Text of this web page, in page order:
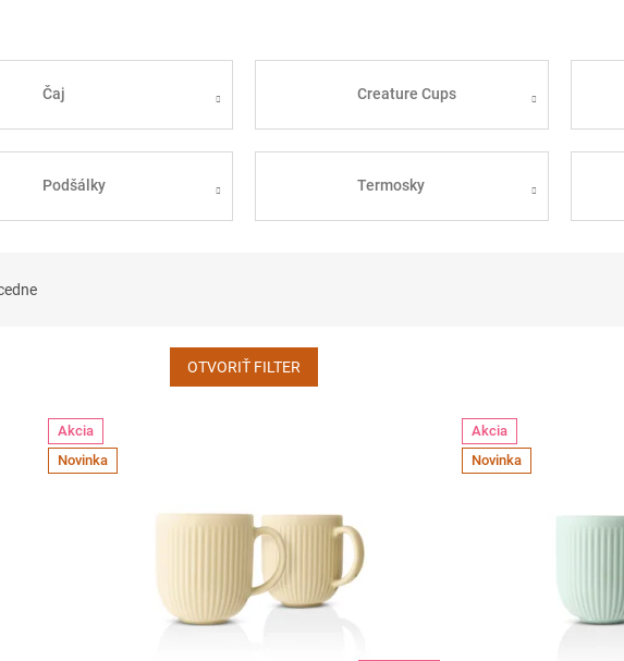
Čaj Creature Cups
Podšálky Termosky
OTVORIŤ FILTER
Akcia
Novinka
Akcia
Novinka